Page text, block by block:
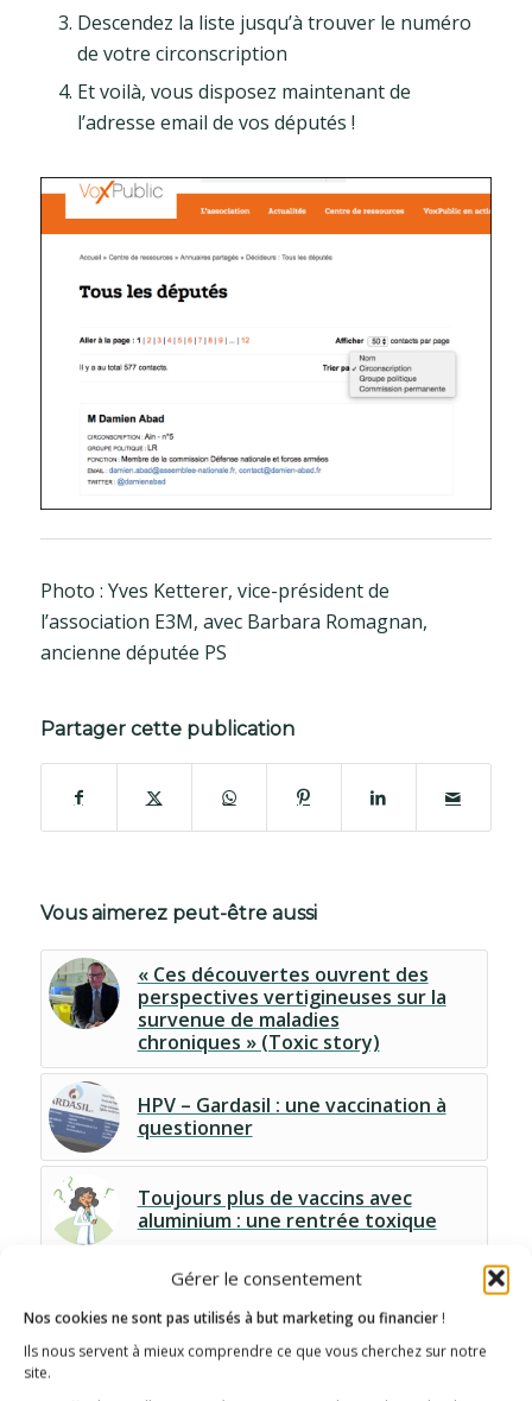
Gérer le consentement
Nos cookies ne sont pas utilisés à but marketing ou financier !
Ils nous servent à mieux comprendre ce que vous cherchez sur notre
site.
Descendez la liste jusqu’à trouver le numéro
de votre circonscription
Et voilà, vous disposez maintenant de
l’adresse email de vos députés !
Photo : Yves Ketterer, vice-président de
l’association E3M, avec Barbara Romagnan,
ancienne députée PS
Partager cette publication
Vous aimerez peut-être aussi
« Ces découvertes ouvrent des
perspectives vertigineuses sur la
survenue de maladies
chroniques » (Toxic story)
HPV – Gardasil : une vaccination à
questionner
Toujours plus de vaccins avec
aluminium : une rentrée toxique
Signez notre cyberaction à
destination des sénateurs